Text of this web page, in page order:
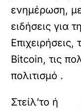
ενημέρωση,
ειδήσεις για
Επιχειρήσεις,
Bitcoin, τις
πολιτισμό .